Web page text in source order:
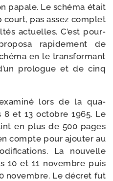
papale. Le sché­ma était
pas assez com­plet
actuelles. C’est pour­
rapi­de­ment de
en le trans­for­mant
pro­logue et de cinq
lors de la qua­
et 13 octobre 1965. Le
en plus de 500 pages
compte pour ajou­ter au
La nou­velle
10 et 11 novembre puis
novembre. Le décret fut